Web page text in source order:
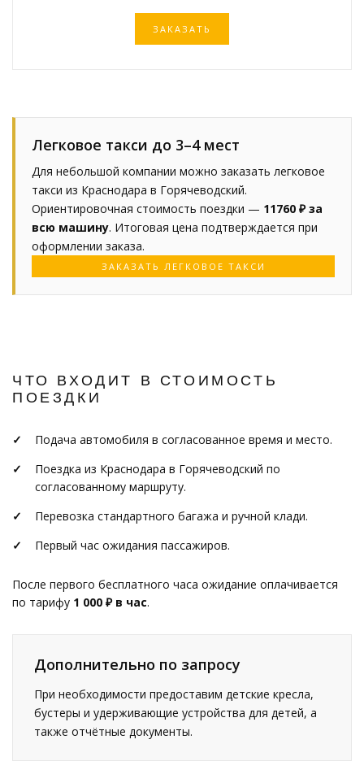
ЗАКАЗАТЬ
Легковое такси до 3–4 мест
Для небольшой компании можно заказать легковое
такси из Краснодара в Горячеводский.
Ориентировочная стоимость поездки — 11760 ₽ за
всю машину. Итоговая цена подтверждается при
оформлении заказа.
ЗАКАЗАТЬ ЛЕГКОВОЕ ТАКСИ
ЧТО ВХОДИТ В СТОИМОСТЬ
ПОЕЗДКИ
Подача автомобиля в согласованное время и место.
Поездка из Краснодара в Горячеводский по
согласованному маршруту.
Перевозка стандартного багажа и ручной клади.
Первый час ожидания пассажиров.
После первого бесплатного часа ожидание оплачивается
по тарифу 1 000 ₽ в час.
Дополнительно по запросу
При необходимости предоставим детские кресла,
бустеры и удерживающие устройства для детей, а
также отчётные документы.